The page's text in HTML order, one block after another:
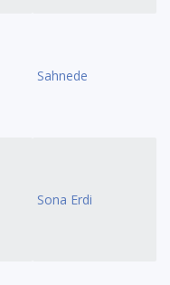
Sahnede
Sona Erdi